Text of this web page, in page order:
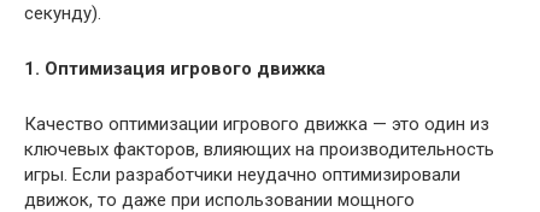
секунду).
1. Оптимизация игрового движка
Качество оптимизации игрового движка — это один из
ключевых факторов, влияющих на производительность
игры. Если разработчики неудачно оптимизировали
движок, то даже при использовании мощного